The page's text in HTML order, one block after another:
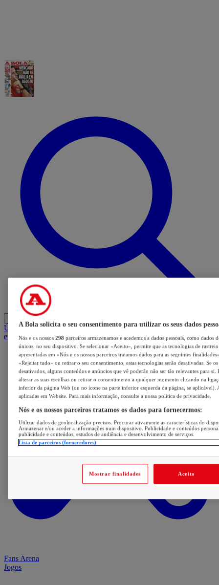
ÚltimasMercadoOpiniãoiGaming HubA BOLA SUGEREBarba
e Cabelo
Fans Arena
Jogos
A Bola solicita o seu consentimento para utilizar os seus dados
Nós e os nossos 298 parceiros armazenamos e acedemos a dados pessoais, como dados
únicos, no seu dispositivo. Se selecionar «Aceito», permite que as tecnologias de
apresentadas em «Nós e os nossos parceiros tratamos dados para as seguintes
«Rejeitar tudo» ou retirar o seu consentimento, estas tecnologias serão desativadas. Se
desativados, alguns conteúdos e anúncios que vê poderão não ser tão relevantes para si.
alterar as suas escolhas ou retirar o consentimento a qualquer momento clicando na
inferior da página Web (ou no ícone na parte inferior esquerda da página, se aplicável).
aplicadas em Website. Para mais informação, consulte a nossa política de privacidade.
Nós e os nossos parceiros tratamos os dados para fornecermos:
Utilizar dados de geolocalização precisos. Procurar ativamente as características do
Armazenar e/ou aceder a informações num dispositivo. Publicidade e conteúdos
publicidade e conteúdos, estudos de audiência e desenvolvimento de serviços.
Lista de parceiros (fornecedores)
Mostrar finalidades Aceito